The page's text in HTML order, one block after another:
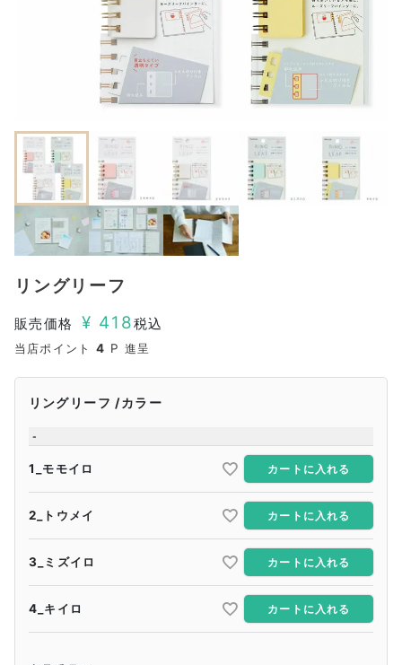
リングリーフ
販売価格 ¥ 418税込
当店ポイント 4 P 進呈
リングリーフ カラー
-
1_モモイロ カートに入れる
2_トウメイ カートに入れる
3_ミズイロ カートに入れる
4_キイロ カートに入れる